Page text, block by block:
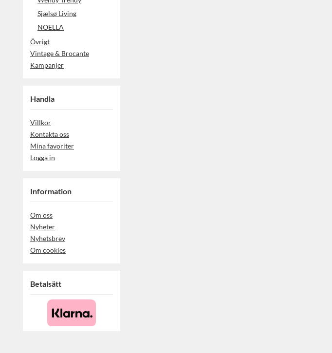
Sjælsø Living
NOELLA
Övrigt
Vintage & Brocante
Kampanjer
Handla
Villkor
Kontakta oss
Mina favoriter
Logga in
Information
Om oss
Nyheter
Nyhetsbrev
Om cookies
Betalsätt